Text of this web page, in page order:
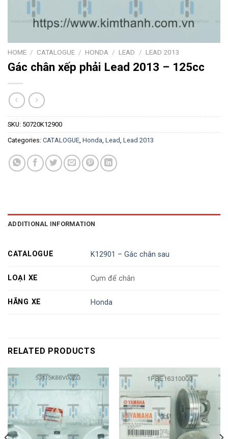
HOME / CATALOGUE / HONDA / LEAD / LEAD 2013
Gác chân xếp phải Lead 2013 – 125cc
SKU: 50720K12900
Categories: CATALOGUE, Honda, Lead, Lead 2013
ADDITIONAL INFORMATION
CATALOGUE K12901 – Gác chân sau
LOẠI XE Cụm để chân
HÃNG XE Honda
RELATED PRODUCTS